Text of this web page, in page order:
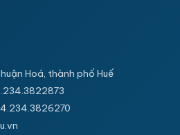
Hoá, thành phố Huế